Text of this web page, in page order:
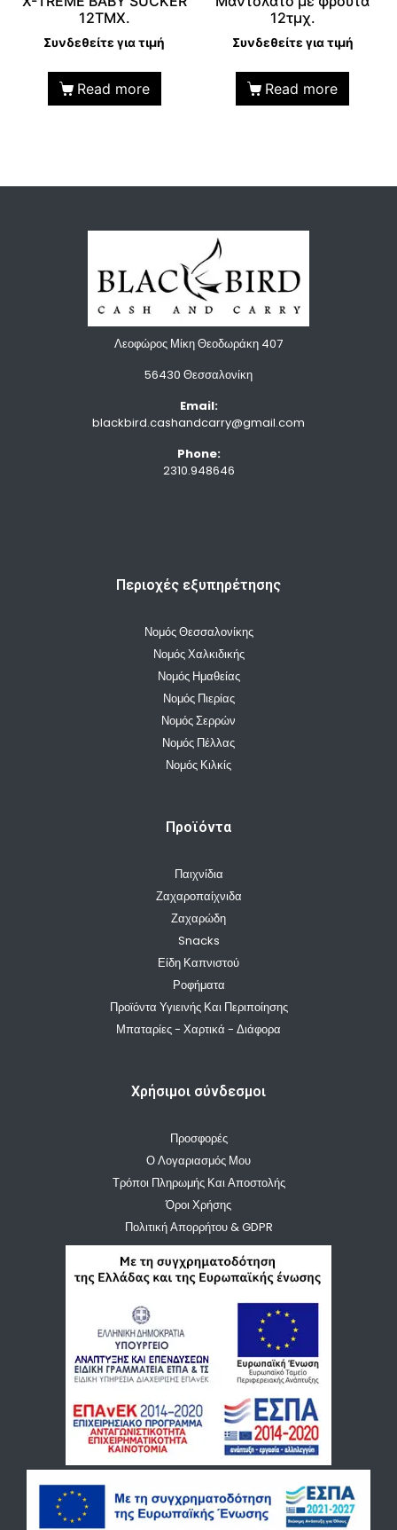
12TMX.
Συνδεθείτε για τιμή
Read more
12τμχ.
Συνδεθείτε για τιμή
Read more
Λεοφώρος Μίκη Θεοδωράκη 407
56430 Θεσσαλονίκη
Email:
blackbird.cashandcarry@gmail.com
Phone:
2310.948646
Περιοχές εξυπηρέτησης
Νομός Θεσσαλονίκης
Νομός Χαλκιδικής
Νομός Ημαθείας
Νομός Πιερίας
Νομός Σερρών
Νομός Πέλλας
Νομός Κιλκίς
Προϊόντα
Παιχνίδια
Ζαχαροπαίχνιδα
Ζαχαρώδη
Snacks
Είδη Καπνιστού
Ροφήματα
Προϊόντα Υγιεινής Και Περιποίησης
Μπαταρίες - Χαρτικά - Διάφορα
Χρήσιμοι σύνδεσμοι
Προσφορές
Ο Λογαριασμός Μου
Τρόποι Πληρωμής Και Αποστολής
Όροι Χρήσης
Πολιτική Απορρήτου & GDPR